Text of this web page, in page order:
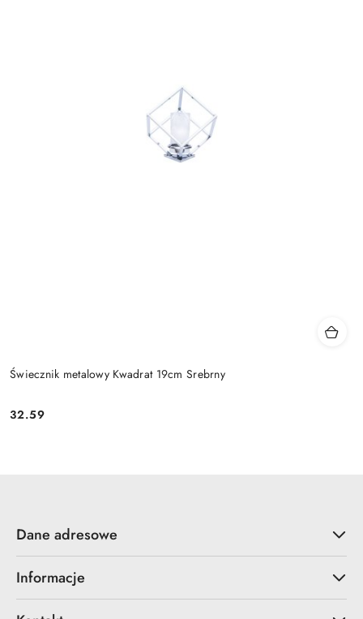
Świecznik metalowy Kwadrat 19cm Srebrny
Cena:
32.59
Dane adresowe
Informacje